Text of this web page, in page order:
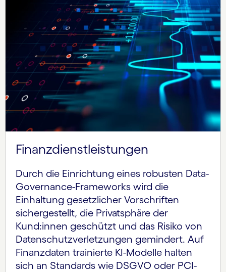
Finanzdienstleistungen
Durch die Einrichtung eines robusten Data-
Governance-Frameworks wird die
Einhaltung gesetzlicher Vorschriften
sichergestellt, die Privatsphäre der
Kund:innen geschützt und das Risiko von
Datenschutz­verletzungen gemindert. Auf
Finanzdaten trainierte KI-Modelle halten
sich an Standards wie DSGVO oder PCI-